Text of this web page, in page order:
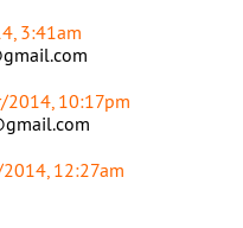
3:41am
10:17pm
12:27am